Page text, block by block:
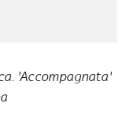
'Accompagnata'